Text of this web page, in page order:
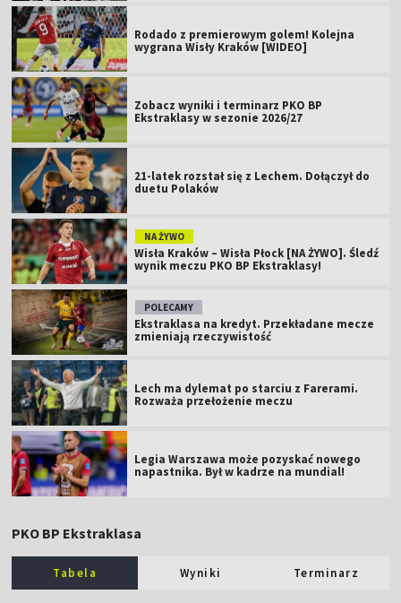
Rodado z premierowym golem! Kolejna
wygrana Wisły Kraków [WIDEO]
Zobacz wyniki i terminarz PKO BP
Ekstraklasy w sezonie 2026/27
21-latek rozstał się z Lechem. Dołączył do
duetu Polaków
NA ŻYWO
Wisła Kraków – Wisła Płock [NA ŻYWO]. Śledź
wynik meczu PKO BP Ekstraklasy!
POLECAMY
Ekstraklasa na kredyt. Przekładane mecze
zmieniają rzeczywistość
Lech ma dylemat po starciu z Farerami.
Rozważa przełożenie meczu
Legia Warszawa może pozyskać nowego
napastnika. Był w kadrze na mundial!
PKO BP Ekstraklasa
Tabela Wyniki Terminarz